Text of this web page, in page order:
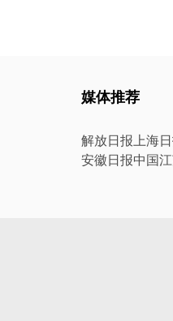
媒体推荐
解放日报上海
安徽日报中国